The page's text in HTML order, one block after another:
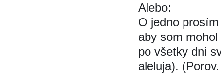
Alebo:
O jedno
aby som
po všetky dni
aleluja).